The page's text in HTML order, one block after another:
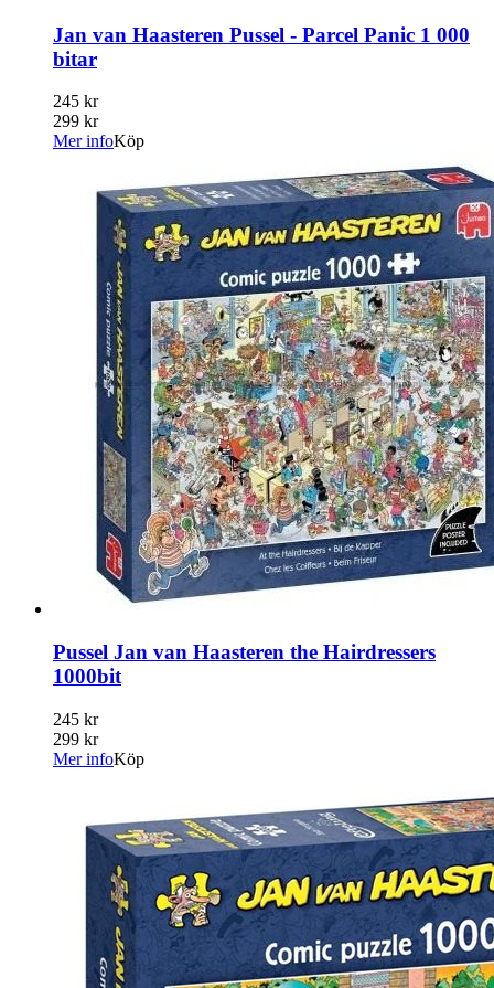
Jan van Haasteren Pussel - Parcel Panic 1 000
bitar
245 kr
299 kr
Mer infoKöp
Pussel Jan van Haasteren the Hairdressers
1000bit
245 kr
299 kr
Mer infoKöp